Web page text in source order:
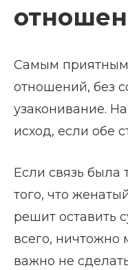
Самым
отношений, без
узаконивание.
исход, если обе
Если связь была
того, что
решит оставить
всего, ничтожно
важно не